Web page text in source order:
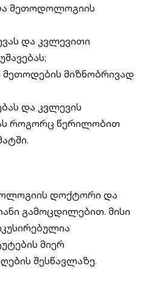
მეთოდოლოგიის
და კვლევითი
მეთოდების მიზნობრივად
და კვლევის
როგორც წერილობით
დოქტორი და
გამოცდილებით. მისი
მიერ
შესწავლაზე.